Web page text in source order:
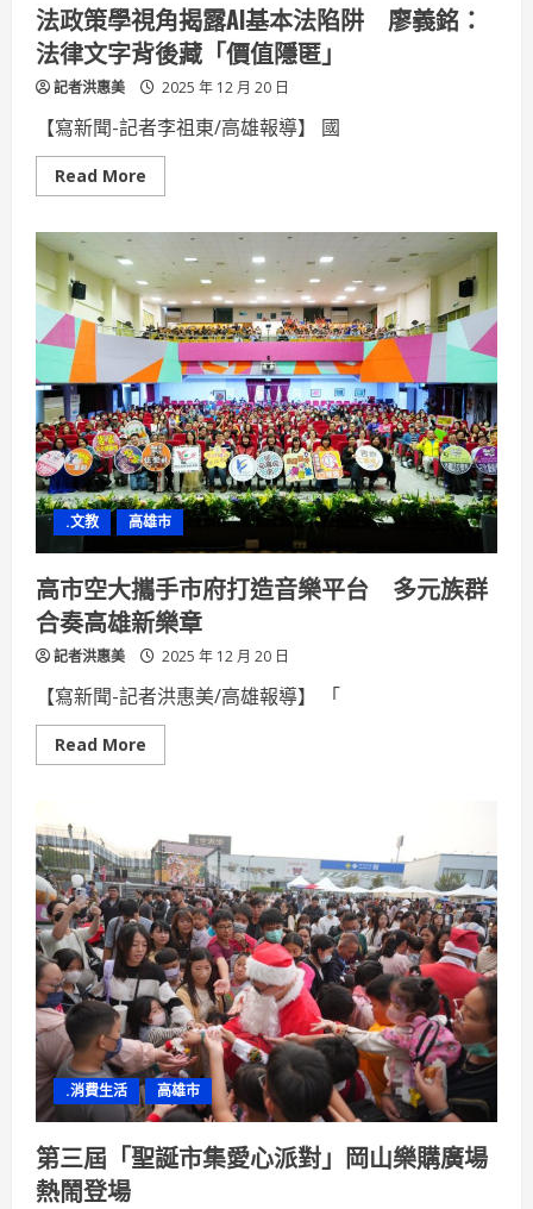
法政策學視角揭露AI基本法陷阱 廖義銘：
法律文字背後藏「價值隱匿」
記者洪惠美 2025 年 12 月 20 日
【寫新聞-記者李祖東/高雄報導】 國
Read More
more
學
視
角
揭
露
AI
基
本
法
陷
阱
廖
義
銘：
法
律
文
字
背
後
藏
「價
值
隱
.文教 高雄市
高市空大攜手市府打造音樂平台 多元族群
合奏高雄新樂章
記者洪惠美 2025 年 12 月 20 日
【寫新聞-記者洪惠美/高雄報導】 「
Read More
more
大
攜
手
市
府
打
造
音
樂
平
台
多
元
族
群
合
奏
高
雄
新
樂
.消費生活 高雄市
第三屆「聖誕市集愛心派對」岡山樂購廣場
熱鬧登場